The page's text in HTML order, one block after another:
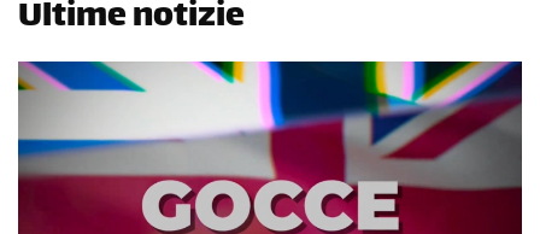
Ultime notizie